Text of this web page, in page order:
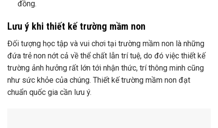
đồng.
Lưu ý khi thiết kế trường mầm non
Đối tượng học tập và vui chơi tại trường mầm non là những
đứa trẻ non nớt cả về thể chất lẫn trí tuệ, do đó việc thiết kế
trường ảnh hưởng rất lớn tới nhận thức, trí thông minh cũng
như sức khỏe của chúng. Thiết kế trường mầm non đạt
chuẩn quốc gia cần lưu ý.